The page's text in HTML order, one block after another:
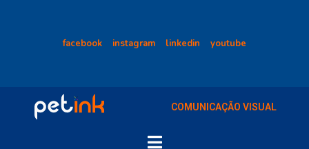
facebook instagram linkedin youtube
COMUNICAÇÃO VISUAL